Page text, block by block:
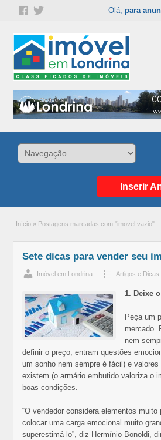
Olá, para
Inserir
Início » Postagens marcadas com "imovel vazio"
Sete dicas para vender seu
Imóvel em Londrina Artigos e Dicas
1. Deixe
Peça um
mercado.
nem
definir o preço, entram questões
um sonho nem sempre é fácil) e
existem (o armário embutido valoriza o
boas condições.
“O vendedor considera elementos
colocar uma carga emocional muito
superestimá-lo”, diz Hermínio Bonoldi,